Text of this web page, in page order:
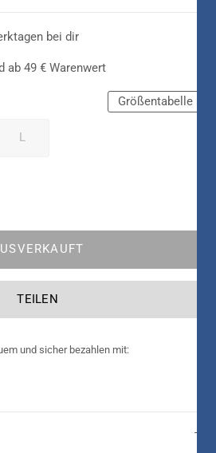
Oberteil sitzt eng wie ein Mieder
schön weit, die perfekte Mischung,
besteht aus Polyester, und wenn
bestellt werden, eine schicke
Schuhe, ergibt sich ein Auftritt,
Nacht wirkt.
bei dir
ab 49 € Warenwert
Größentabelle
L
TEILEN
und sicher bezahlen mit: